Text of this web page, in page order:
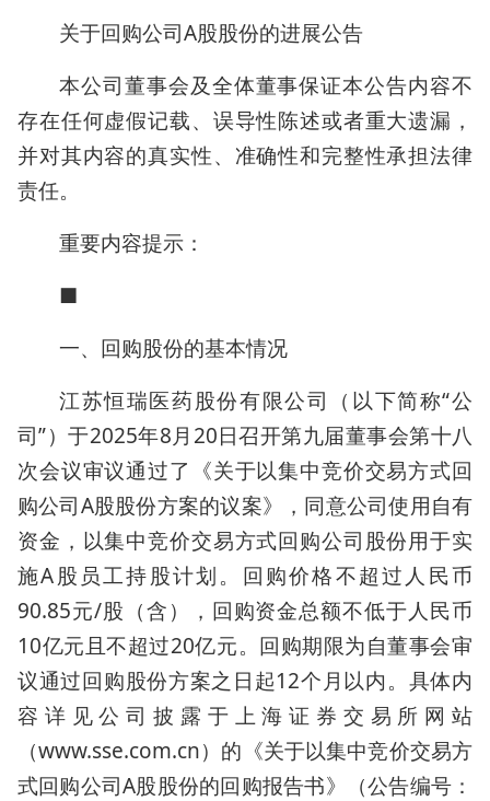
关于回购公司A股股份的进展公告
本公司董事会及全体董事保证本公告内容不
存在任何虚假记载、误导性陈述或者重大遗漏，
并对其内容的真实性、准确性和完整性承担法律
责任。
重要内容提示：
■
一、回购股份的基本情况
江苏恒瑞医药股份有限公司（以下简称“公
司”）于2025年8月20日召开第九届董事会第十八
次会议审议通过了《关于以集中竞价交易方式回
购公司A股股份方案的议案》，同意公司使用自有
资金，以集中竞价交易方式回购公司股份用于实
施A股员工持股计划。回购价格不超过人民币
90.85元/股（含），回购资金总额不低于人民币
10亿元且不超过20亿元。回购期限为自董事会审
议通过回购股份方案之日起12个月以内。具体内
容详见公司披露于上海证券交易所网站
（www.sse.com.cn）的《关于以集中竞价交易方
式回购公司A股股份的回购报告书》（公告编号：